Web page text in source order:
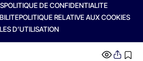
POLITIQUE DE CONFIDENTIALITE
POLITIQUE RELATIVE AUX COOKIES
D’UTILISATION